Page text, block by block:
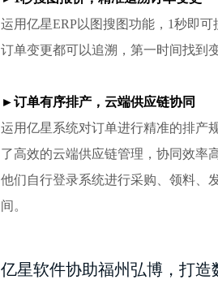
运用亿星ERP以图搜图功能，1秒即
订单变更都可以追溯，第一时间找到
►订单有序排产，云端供应链协同
运用亿星系统对订单进行精准的排产
了高效的云端供应链管理，协同效率
他们自行登录系统进行采购、领料、
间。
亿星软件协助福州弘博，打造